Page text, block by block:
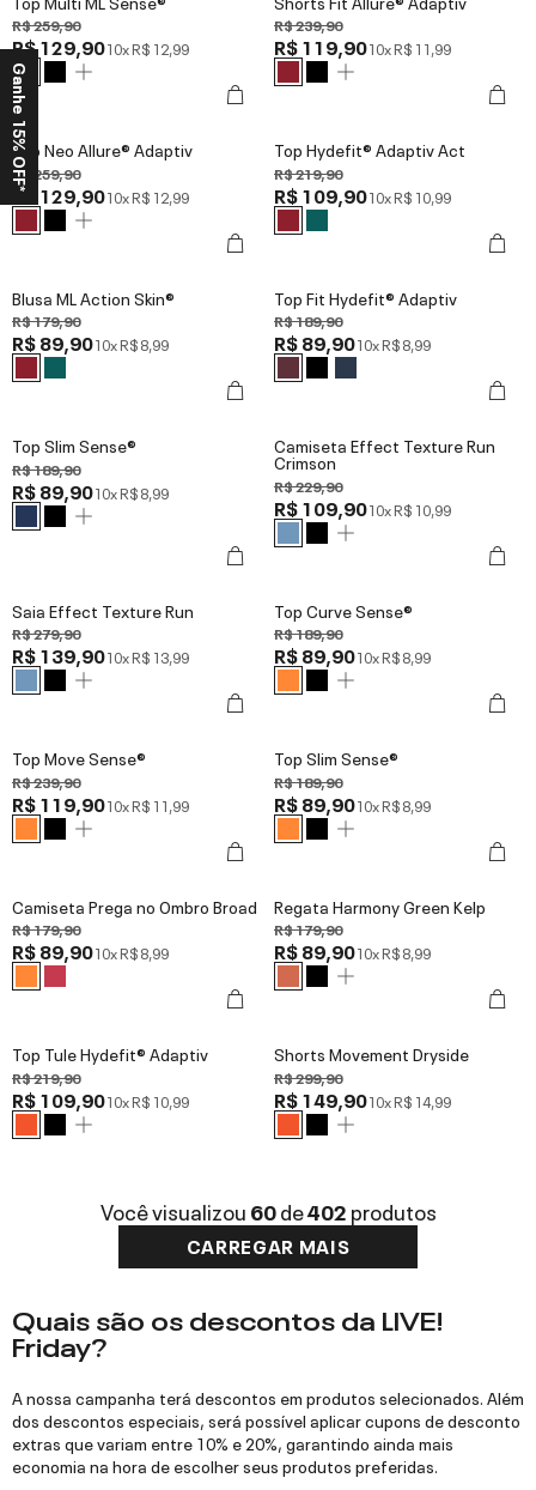
R$ 259,90
R$ 129,9010xR$ 12,99
R$ 239,90
R$ 119,9010xR$ 11,99
Top Neo Allure® Adaptiv
R$ 259,90
R$ 129,9010xR$ 12,99
Top Hydefit® Adaptiv Act
R$ 219,90
R$ 109,9010xR$ 10,99
Blusa ML Action Skin®
R$ 179,90
R$ 89,9010xR$ 8,99
Top Fit Hydefit® Adaptiv
R$ 189,90
R$ 89,9010xR$ 8,99
Top Slim Sense®
R$ 189,90
R$ 89,9010xR$ 8,99
Camiseta Effect Texture Run
Crimson
R$ 229,90
R$ 109,9010xR$ 10,99
Saia Effect Texture Run
R$ 279,90
R$ 139,9010xR$ 13,99
Top Curve Sense®
R$ 189,90
R$ 89,9010xR$ 8,99
Top Move Sense®
R$ 239,90
R$ 119,9010xR$ 11,99
Top Slim Sense®
R$ 189,90
R$ 89,9010xR$ 8,99
Camiseta Prega no Ombro Broad
R$ 179,90
R$ 89,9010xR$ 8,99
Regata Harmony Green Kelp
R$ 179,90
R$ 89,9010xR$ 8,99
Top Tule Hydefit® Adaptiv
R$ 219,90
R$ 109,9010xR$ 10,99
Shorts Movement Dryside
R$ 299,90
R$ 149,9010xR$ 14,99
Você visualizou60de402produtos
CARREGAR MAIS
Quais são os descontos da LIVE!
Friday?
A nossa campanha terá descontos em produtos selecionados. Além
dos descontos especiais, será possível aplicar cupons de desconto
extras que variam entre 10% e 20%, garantindo ainda mais
economia na hora de escolher seus produtos preferidas.
Ganhe 15% OFF*